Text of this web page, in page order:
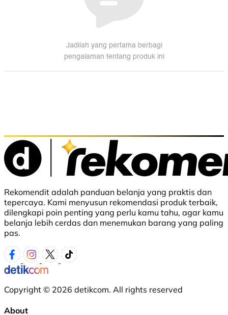
Rekomendit adalah panduan belanja yang praktis dan
tepercaya. Kami menyusun rekomendasi produk terbaik,
dilengkapi poin penting yang perlu kamu tahu, agar kamu
belanja lebih cerdas dan menemukan barang yang paling
pas.
Copyright © 2026 detikcom. All rights reserved
About